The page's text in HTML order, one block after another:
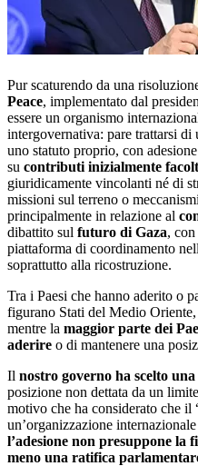
Pur scaturendo da una
Peace, implementato dal
essere un organismo
intergovernativa: pare trattarsi di
uno statuto proprio, con
su contributi inizialmente
giuridicamente vincolanti né di
missioni sul terreno o
principalmente in relazione al
dibattito sul futuro di Gaza,
piattaforma di coordinamento
soprattutto alla ricostruzione.
Tra i Paesi che hanno aderito o
figurano Stati del Medio
mentre la maggior parte dei
aderire o di mantenere una
Il nostro governo ha scelto
posizione non dettata da un
motivo che ha considerato che il
un’organizzazione
l’adesione non presuppone
meno una ratifica